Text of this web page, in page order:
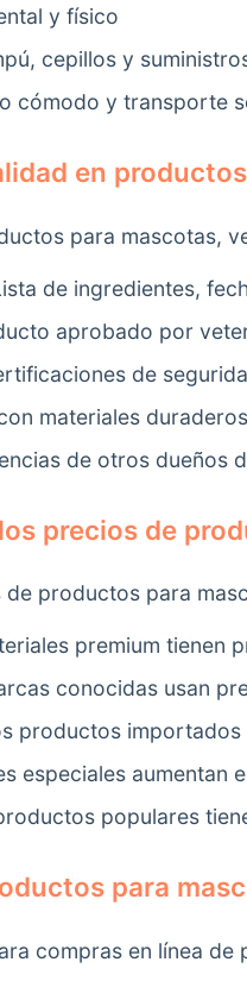
y físico
cepillos y
cómodo y transporte
en
para mascotas,
de ingredientes,
aprobado por
de
materiales
de otros dueños
precios de
productos para
premium tienen
conocidas usan
productos importados
especiales aumentan
populares
para
compras en línea